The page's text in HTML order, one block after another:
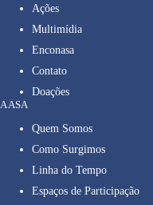
Ações
Multimídia
Enconasa
Contato
Doações
A ASA
Quem Somos
Como Surgimos
Linha do Tempo
Espaços de Participação